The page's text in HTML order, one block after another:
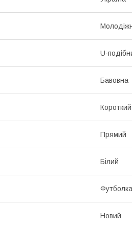
U-
Бавовна
Короткий
Прямий
Білий
Футболка
Новий